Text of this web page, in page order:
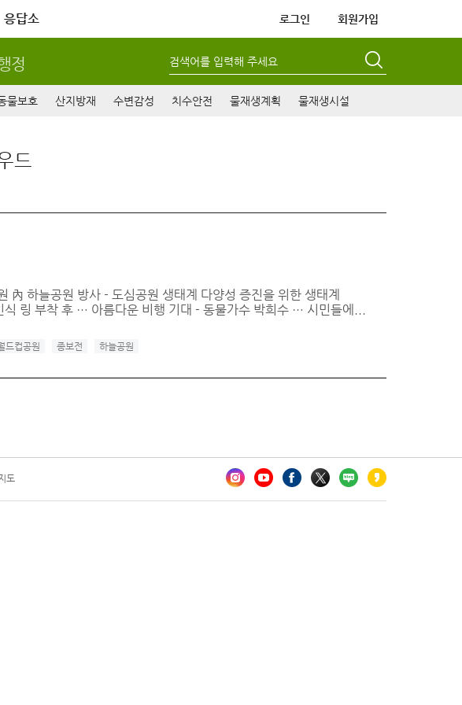
응답소 로그인 회원가입
정 검색어를 입력해 주세요
물보호 산지방재 수변감성 치수안전 물재생계획 물재생시설
드
하늘공원 방사 - 도심공원 생태계 다양성 증진을 위한 생태계
식 링 부착 후 … 아름다운 비행 기대 - 동물가수 박희수 … 시민들에...
드컵공원 종보전 하늘공원
도